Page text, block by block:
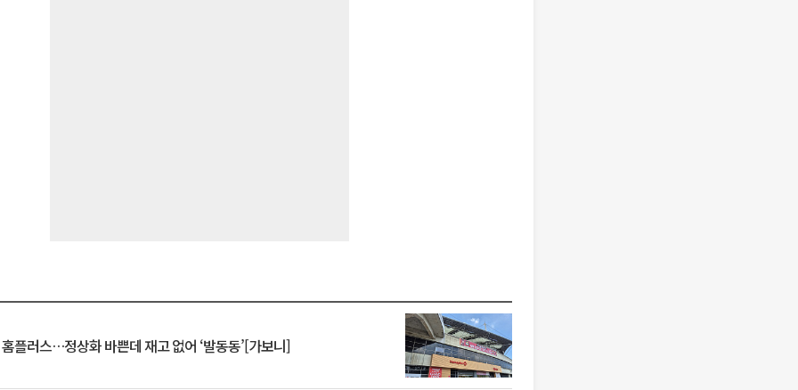
플러스…정상화 바쁜데 재고 없어 ‘발동동’[가보니]